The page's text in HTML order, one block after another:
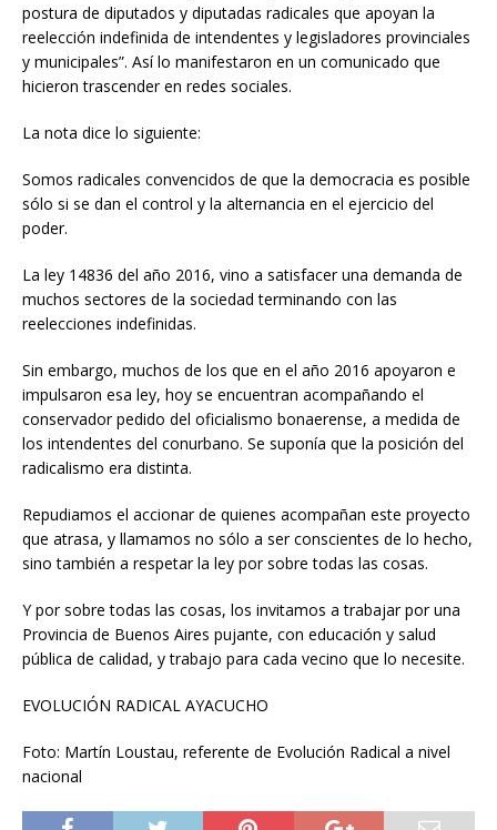
postura de diputados y diputadas radicales que apoyan la
reelección indefinida de intendentes y legisladores provinciales
y municipales”. Así lo manifestaron en un comunicado que
hicieron trascender en redes sociales.
La nota dice lo siguiente:
Somos radicales convencidos de que la democracia es posible
sólo si se dan el control y la alternancia en el ejercicio del
poder.
La ley 14836 del año 2016, vino a satisfacer una demanda de
muchos sectores de la sociedad terminando con las
reelecciones indefinidas.
Sin embargo, muchos de los que en el año 2016 apoyaron e
impulsaron esa ley, hoy se encuentran acompañando el
conservador pedido del oficialismo bonaerense, a medida de
los intendentes del conurbano. Se suponía que la posición del
radicalismo era distinta.
Repudiamos el accionar de quienes acompañan este proyecto
que atrasa, y llamamos no sólo a ser conscientes de lo hecho,
sino también a respetar la ley por sobre todas las cosas.
Y por sobre todas las cosas, los invitamos a trabajar por una
Provincia de Buenos Aires pujante, con educación y salud
pública de calidad, y trabajo para cada vecino que lo necesite.
EVOLUCIÓN RADICAL AYACUCHO
Foto: Martín Loustau, referente de Evolución Radical a nivel
nacional